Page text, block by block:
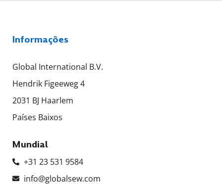
Informações
Global International B.V.
Hendrik Figeeweg 4
2031 BJ Haarlem
Países Baixos
Mundial
+31 23 531 9584
info@globalsew.com